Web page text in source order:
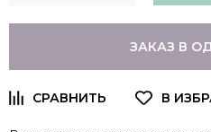
ЗАКАЗ В